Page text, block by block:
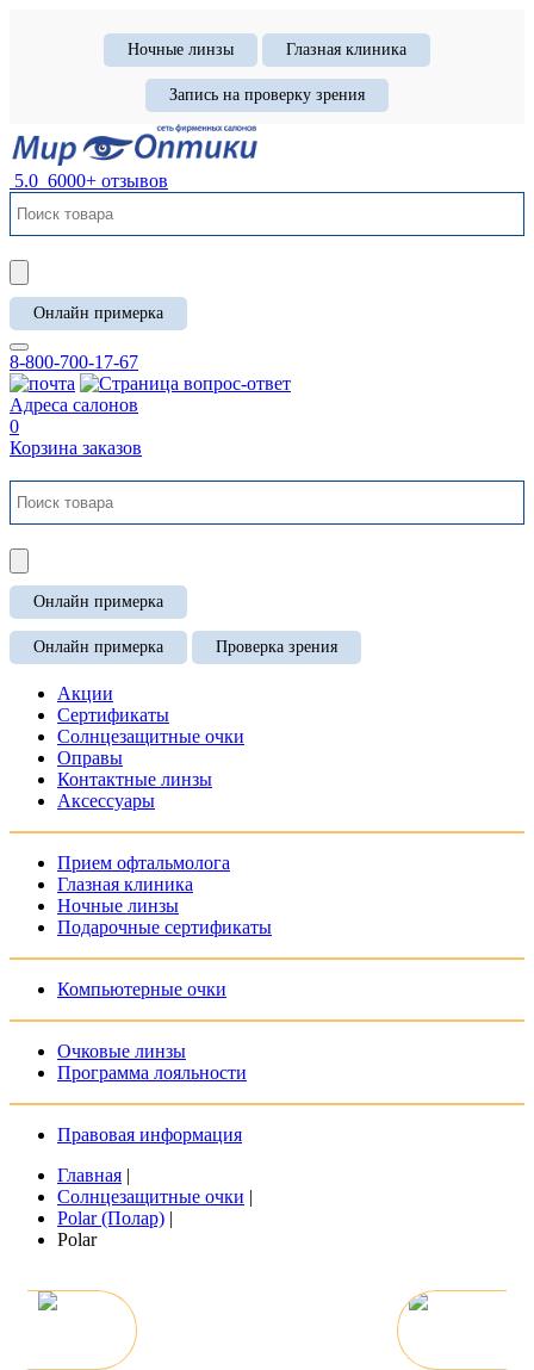
Ночные линзы Глазная клиника
Запись на проверку зрения
5.0 6000+ отзывов
Онлайн примерка
8-800-700-17-67
Адреса салонов
0
Корзина заказов
Онлайн примерка
Онлайн примерка Проверка зрения
Акции
Сертификаты
Солнцезащитные очки
Оправы
Контактные линзы
Аксессуары
Прием офтальмолога
Глазная клиника
Ночные линзы
Подарочные сертификаты
Компьютерные очки
Очковые линзы
Программа лояльности
Правовая информация
Главная |
Солнцезащитные очки |
Polar (Полар) |
Polar